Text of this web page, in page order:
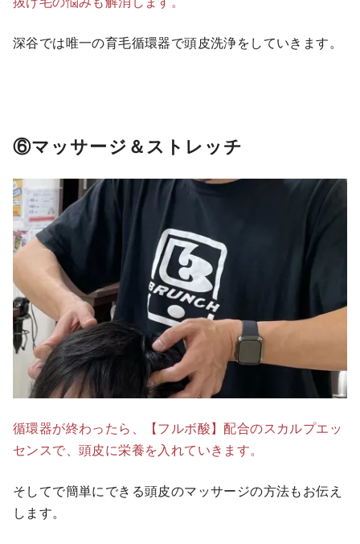
深谷では唯一の育毛循環器で頭皮洗浄をしていきます。
⑥マッサージ＆ストレッチ
循環器が終わったら、【フルボ酸】配合のスカルプエッ
センスで、頭皮に栄養を入れていきます。
そしてで簡単にできる頭皮のマッサージの方法もお伝え
します。